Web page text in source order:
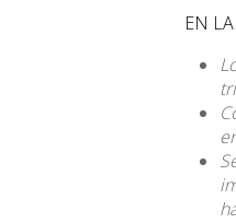
EN